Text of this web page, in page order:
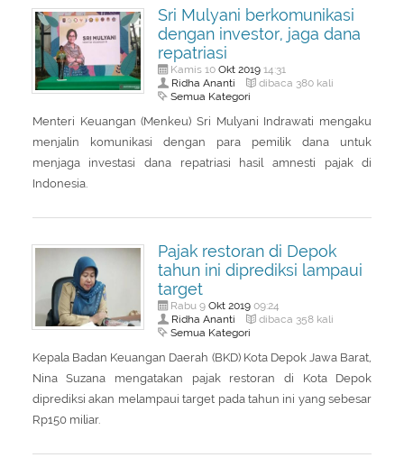
Sri Mulyani berkomunikasi
dengan investor, jaga dana
repatriasi
Kamis 10 Okt 201914:31
Ridha Ananti dibaca 380 kali
Semua Kategori
Menteri Keuangan (Menkeu) Sri Mulyani Indrawati mengaku
menjalin komunikasi dengan para pemilik dana untuk
menjaga investasi dana repatriasi hasil amnesti pajak di
Indonesia.
Pajak restoran di Depok
tahun ini diprediksi lampaui
target
Rabu 9 Okt 201909:24
Ridha Ananti dibaca 358 kali
Semua Kategori
Kepala Badan Keuangan Daerah (BKD) Kota Depok Jawa Barat,
Nina Suzana mengatakan pajak restoran di Kota Depok
diprediksi akan melampaui target pada tahun ini yang sebesar
Rp150 miliar.